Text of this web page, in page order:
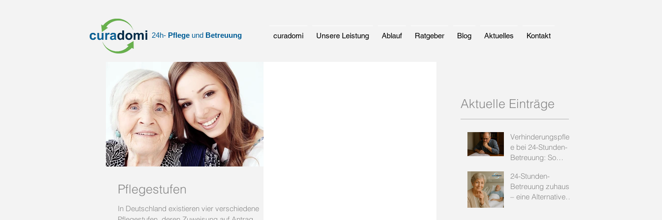
24h- Pflege und Betreuung curadomi Unsere Leistung Ablauf Ratgeber Blog Aktuelles Kontakt
Pflegestufen
In Deutschland existieren vier verschiedene
Aktuelle Einträge
Verhinderungspfleg
e bei 24-Stunden-
Betreuung: So
Leistung
24-Stunden-
Betreuung zuhause
– eine Alternative